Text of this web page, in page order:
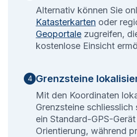
Alternativ können Sie
Katasterkarten oder
Geoportale zugreifen,
kostenlose Einsicht
4 Grenzsteine
Mit den Koordinaten
Grenzsteine
ein Standard-GPS-
Orientierung, während